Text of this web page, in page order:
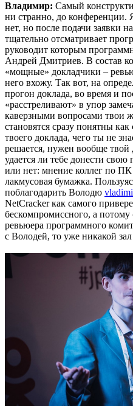
Владимир: Самый
ни странно, до конференции.
нет, но после подачи заявки
тщательно отсматривает
руководит которым
Андрей Дмитриев. В состав
«мощные» докладчики –
него вхожу. Так вот, на
прогон доклада, во время и
«расстреливают» в упор
каверзными вопросами твои
становятся сразу понятны
твоего доклада, чего ты не
решается, нужен вообще
удается ли тебе донести
или нет: мнение коллег по
лакмусовая бумажка.
поблагодарить Володю
NetCracker как самого
бескомпромиссного, а
ревьюера программного
с Володей, то уже никакой